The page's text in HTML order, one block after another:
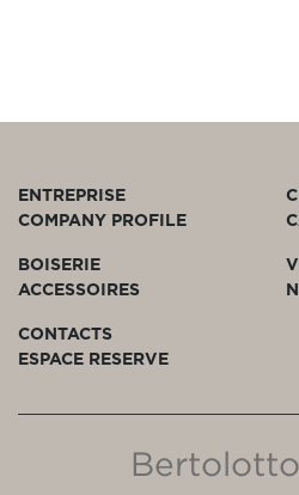
ENTREPRISE
COMPANY PROFILE
BOISERIE
ACCESSOIRES
CONTACTS
ESPACE RESERVE